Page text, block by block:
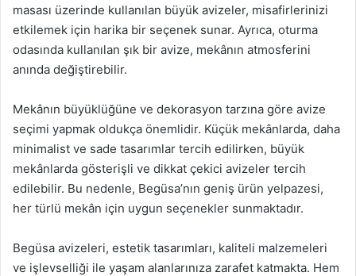
masası üzerinde kullanılan büyük avizeler, misafirlerinizi
etkilemek için harika bir seçenek sunar. Ayrıca, oturma
odasında kullanılan şık bir avize, mekânın atmosferini
anında değiştirebilir.
Mekânın büyüklüğüne ve dekorasyon tarzına göre avize
seçimi yapmak oldukça önemlidir. Küçük mekânlarda, daha
minimalist ve sade tasarımlar tercih edilirken, büyük
mekânlarda gösterişli ve dikkat çekici avizeler tercih
edilebilir. Bu nedenle, Begüsa’nın geniş ürün yelpazesi,
her türlü mekân için uygun seçenekler sunmaktadır.
Begüsa avizeleri, estetik tasarımları, kaliteli malzemeleri
ve işlevselliği ile yaşam alanlarınıza zarafet katmakta. Hem